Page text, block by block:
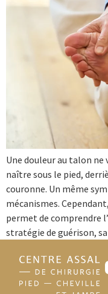
Une douleur au talon
naître sous le pied,
couronne. Un même
mécanismes.
permet de comprendre
stratégie de guérison,